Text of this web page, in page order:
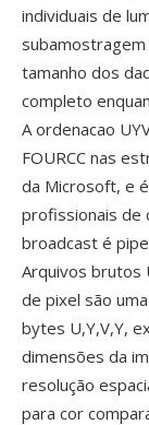
individuais de
tamanho dos
completo
A ordenacao
FOURCC nas
da Microsoft, e
profissionais de
broadcast é
Arquivos brutos
de pixel são
bytes U,Y,V,Y,
dimensões da
resolução
para cor